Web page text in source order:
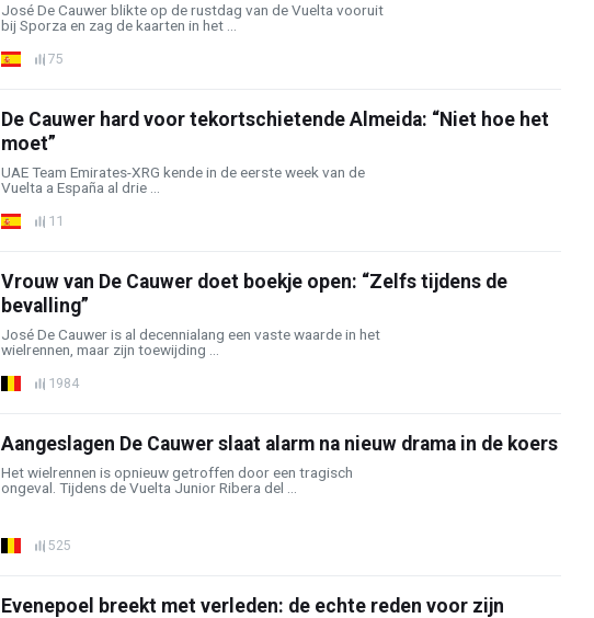
José De Cauwer blikte op de rustdag van de Vuelta vooruit
bij Sporza en zag de kaarten in het ...
75
De Cauwer hard voor tekortschietende Almeida: “Niet hoe het
moet”
UAE Team Emirates-XRG kende in de eerste week van de
Vuelta a España al drie ...
11
Vrouw van De Cauwer doet boekje open: “Zelfs tijdens de
bevalling”
José De Cauwer is al decennialang een vaste waarde in het
wielrennen, maar zijn toewijding ...
1984
Aangeslagen De Cauwer slaat alarm na nieuw drama in de koers
Het wielrennen is opnieuw getroffen door een tragisch
ongeval. Tijdens de Vuelta Junior Ribera del ...
525
Evenepoel breekt met verleden: de echte reden voor zijn